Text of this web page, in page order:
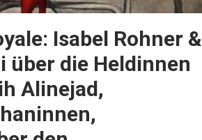
Isabel Rohner &
über die Heldinnen
Alinejad,